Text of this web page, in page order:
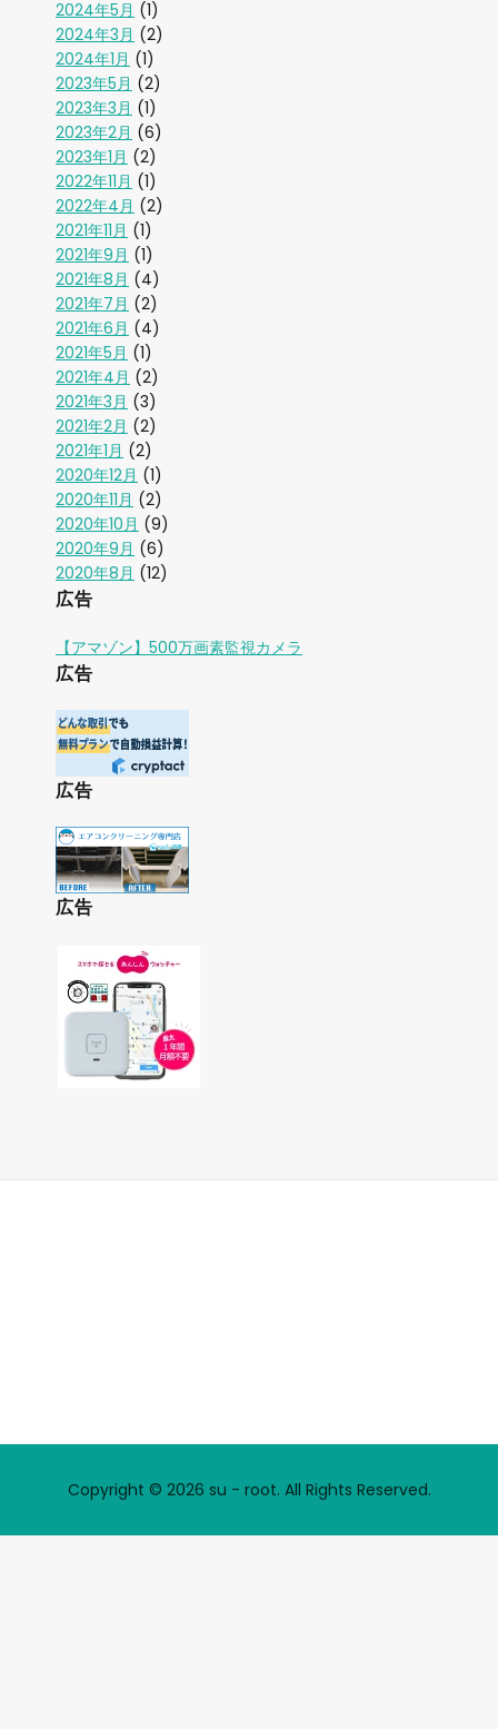
2024年5月 (1)
2024年3月 (2)
2024年1月 (1)
2023年5月 (2)
2023年3月 (1)
2023年2月 (6)
2023年1月 (2)
2022年11月 (1)
2022年4月 (2)
2021年11月 (1)
2021年9月 (1)
2021年8月 (4)
2021年7月 (2)
2021年6月 (4)
2021年5月 (1)
2021年4月 (2)
2021年3月 (3)
2021年2月 (2)
2021年1月 (2)
2020年12月 (1)
2020年11月 (2)
2020年10月 (9)
2020年9月 (6)
2020年8月 (12)
広告
【アマゾン】500万画素監視カメラ
広告
広告
広告
Copyright © 2026 su - root. All Rights Reserved.